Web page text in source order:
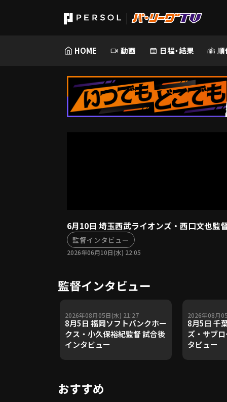
HOME 動画 日程・結果 順
6月10日 埼玉西武ライオンズ・西口文也監
監督インタビュー
2026年06月10日(水) 22:05
監督インタビュー
2026年08月05日(水) 21:27
8月5日 福岡ソフトバンクホー
クス・小久保裕紀監督 試合後
インタビュー
2026年08月
8月5日 千
ズ・サブ
タビュー
おすすめ